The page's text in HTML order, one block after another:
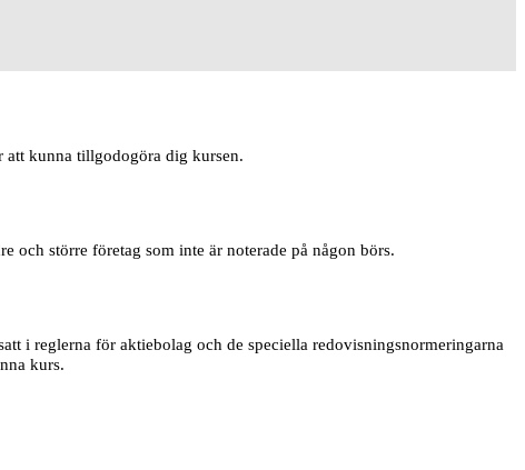
kunna tillgodogöra dig kursen.
och större företag som inte är noterade på någon börs.
i reglerna för aktiebolag och de speciella redovisningsnormeringarna
kurs.